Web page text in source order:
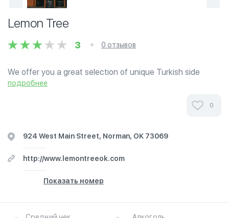
Lemon Tree
3 0 отзывов
We offer you a great selection of unique Turkish side
dishes, traditional selections. Try our delicious fruit
подробнее
0
924 West Main Street, Norman, OK 73069
http://www.lemontreeok.com
Показать номер